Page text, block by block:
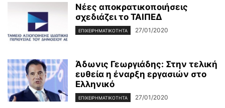
Νέες αποκρατικοποιήσεις
σχεδιάζει το ΤΑΙΠΕΔ
ΕΠΙΧΕΙΡΗΜΑΤΙΚΌΤΗΤΑ 27/01/2020
Άδωνις Γεωργιάδης: Στην τελική
ευθεία η έναρξη εργασιών στο
Ελληνικό
ΕΠΙΧΕΙΡΗΜΑΤΙΚΌΤΗΤΑ 27/01/2020